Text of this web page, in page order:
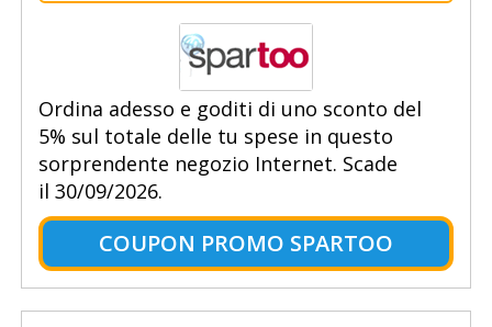
Ordina adesso e goditi di uno sconto del
5% sul totale delle tu spese in questo
sorprendente negozio Internet. Scade
il 30/09/2026.
COUPON PROMO SPARTOO